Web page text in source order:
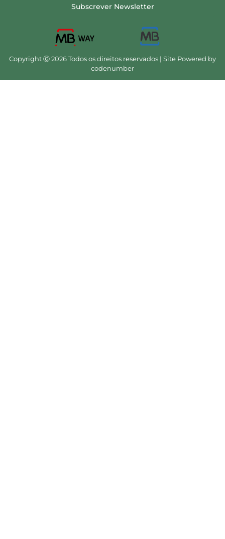
Subscrever Newsletter
Copyright Ⓒ 2026 Todos os direitos reservados | Site Powered by
codenumber